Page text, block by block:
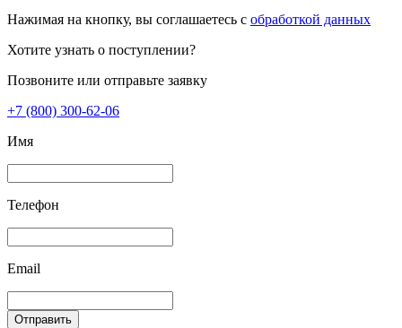
Нажимая на кнопку, вы соглашаетесь с обработкой данных
Хотите узнать о поступлении?
Позвоните или отправьте заявку
+7 (800) 300-62-06
Имя
Телефон
Email
Отправить